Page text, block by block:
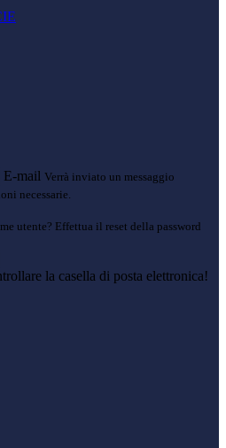
E-mail Verrà inviato un messaggio
necessarie.
utente? Effettua il reset della password
la casella di posta elettronica!